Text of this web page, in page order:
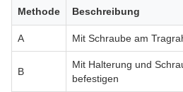
Methode Beschreibung
A Mit Schraube am
B
Mit Halterung und
befestigen